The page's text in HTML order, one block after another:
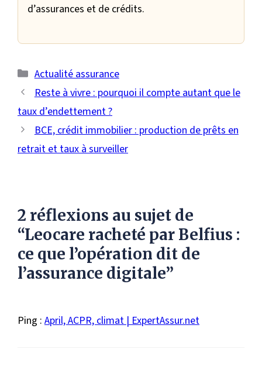
d’assurances et de crédits.
Catégories
Actualité assurance
Reste à vivre : pourquoi il compte autant que le
taux d’endettement ?
BCE, crédit immobilier : production de prêts en
retrait et taux à surveiller
2 réflexions au sujet de
“Leocare racheté par Belfius :
ce que l’opération dit de
l’assurance digitale”
Ping : April, ACPR, climat | ExpertAssur.net